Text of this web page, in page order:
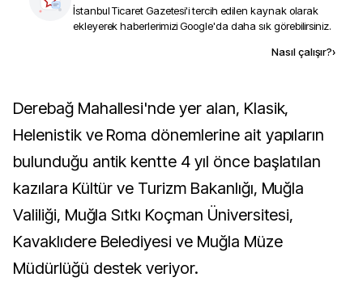
İstanbul Ticaret Gazetesi'i tercih edilen kaynak olarak
ekleyerek haberlerimizi Google'da daha sık görebilirsiniz.
Nasıl çalışır?›
Derebağ Mahallesi'nde yer alan, Klasik,
Helenistik ve Roma dönemlerine ait yapıların
bulunduğu antik kentte 4 yıl önce başlatılan
kazılara Kültür ve Turizm Bakanlığı, Muğla
Valiliği, Muğla Sıtkı Koçman Üniversitesi,
Kavaklıdere Belediyesi ve Muğla Müze
Müdürlüğü destek veriyor.